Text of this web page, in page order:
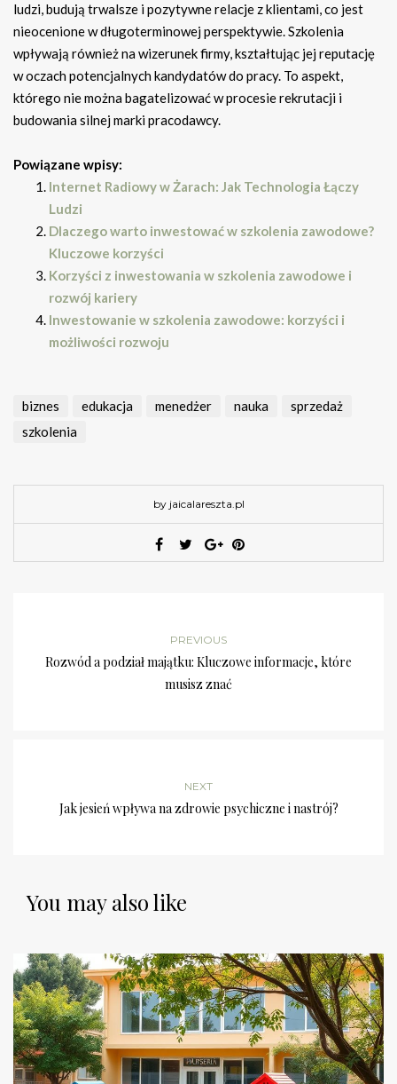
ludzi, budują trwalsze i pozytywne relacje z klientami, co jest
nieocenione w długoterminowej perspektywie. Szkolenia
wpływają również na wizerunek firmy, kształtując jej reputację
w oczach potencjalnych kandydatów do pracy. To aspekt,
którego nie można bagatelizować w procesie rekrutacji i
budowania silnej marki pracodawcy.
Powiązane wpisy:
Internet Radiowy w Żarach: Jak Technologia Łączy
Ludzi
Dlaczego warto inwestować w szkolenia zawodowe?
Kluczowe korzyści
Korzyści z inwestowania w szkolenia zawodowe i
rozwój kariery
Inwestowanie w szkolenia zawodowe: korzyści i
możliwości rozwoju
biznes edukacja menedżer nauka
sprzedaż
szkolenia
by jaicalareszta.pl
PREVIOUS
Rozwód a podział majątku: Kluczowe informacje, które
musisz znać
NEXT
Jak jesień wpływa na zdrowie psychiczne i nastrój?
You may also like